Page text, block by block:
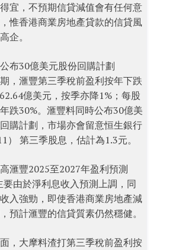
宜，不預期信貸減值會有任何意
惟香港商業房地產貸款的信貸風
企。
布30億美元股份回購計劃
，滙豐第三季稅前盈利按年下跌
億美元，按季亦降1%；每股
跌30%。滙豐料同時公布30億美
購計劃，市場亦會留意恒生銀行
） 第三季股息，估計為1.3元。
滙豐2025至2027年盈利預測
要由於淨利息收入預測上調，同
入強勁，即使香港商業房地產減
預計滙豐的信貸質素仍然穩健。
，大摩料渣打第三季稅前盈利按